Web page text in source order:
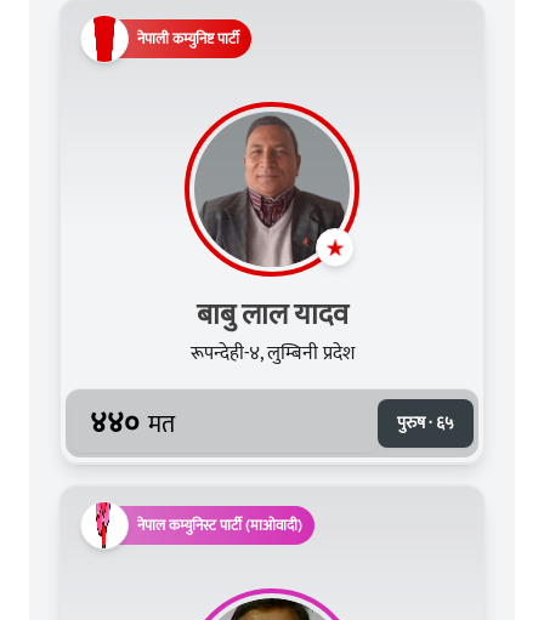
नेपाली कम्युनिष्ट पार्टी
बाबु लाल यादव
रूपन्देही-४, लुम्बिनी प्रदेश
४४० मत पुरुष · ६५
नेपाल कम्युनिस्ट पार्टी (माओवादी)